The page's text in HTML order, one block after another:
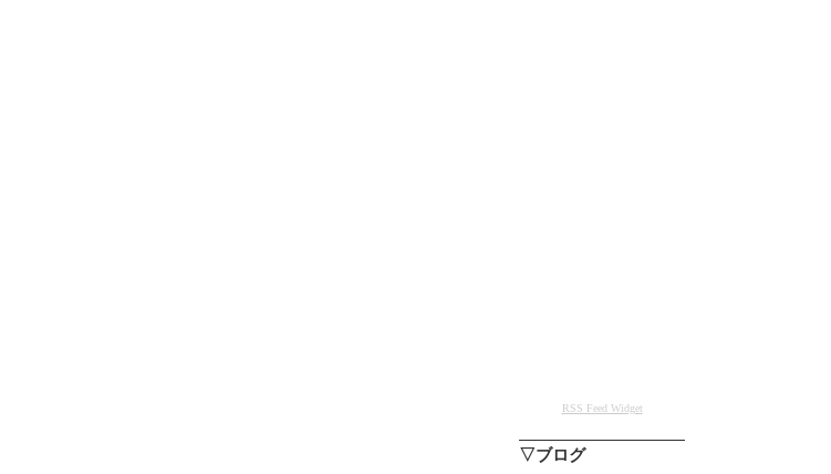
RSS Feed Widget
▽ブログ